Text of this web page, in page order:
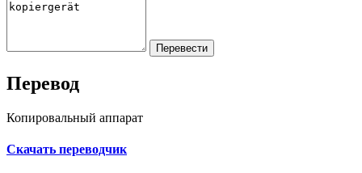
Перевод
Копировальный аппарат
Скачать переводчик